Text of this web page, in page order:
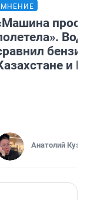
МНЕНИЕ
и
Анатолий